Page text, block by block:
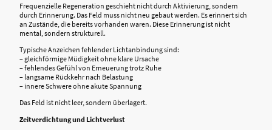
Frequenzielle Regeneration geschieht nicht durch Aktivierung, sondern
durch Erinnerung. Das Feld muss nicht neu gebaut werden. Es erinnert sich
an Zustände, die bereits vorhanden waren. Diese Erinnerung ist nicht
mental, sondern strukturell.
Typische Anzeichen fehlender Lichtanbindung sind:
– gleichförmige Müdigkeit ohne klare Ursache
– fehlendes Gefühl von Erneuerung trotz Ruhe
– langsame Rückkehr nach Belastung
– innere Schwere ohne akute Spannung
Das Feld ist nicht leer, sondern überlagert.
Zeitverdichtung und Lichtverlust